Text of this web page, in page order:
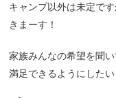
キャンプ以外は未定で
きまーす！
家族みんなの希望を聞い
満足できるようにしたい